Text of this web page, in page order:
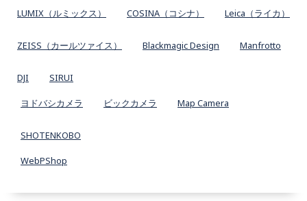
LUMIX（ルミックス） COSINA（コシナ） Leica（ライカ）
ZEISS（カールツァイス） Blackmagic Design Manfrotto
DJI SIRUI
ヨドバシカメラ ビックカメラ Map Camera
SHOTENKOBO
WebPShop